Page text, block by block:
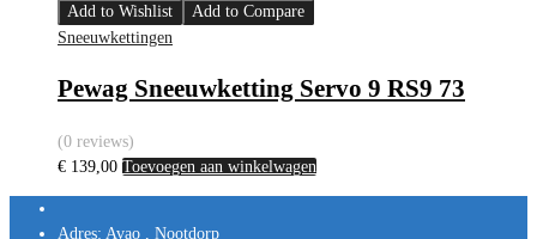
Add to Wishlist
Add to Compare
Sneeuwkettingen
Pewag Sneeuwketting Servo 9 RS9 73
(0 reviews)
€ 139,00 Toevoegen aan winkelwagen
Adres: Avao , Nootdorp